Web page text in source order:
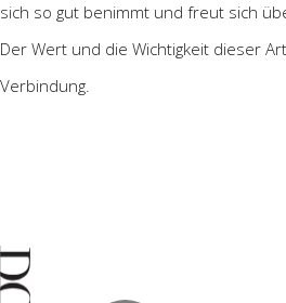
sich so gut benimmt und freut sich
Der Wert und die Wichtigkeit dieser
Verbindung.